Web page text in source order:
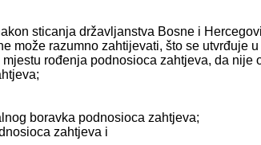
sticanja državljanstva Bosne i
može razumno zahtijevati, što se utvrđuje
rođenja podnosioca zahtjeva, da nije
boravka podnosioca zahtjeva;
zahtjeva i